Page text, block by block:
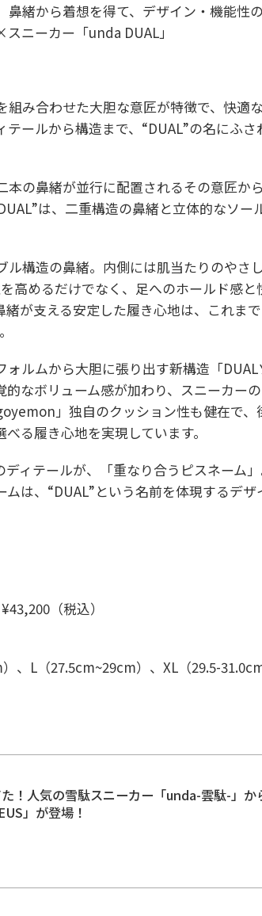
緒から着想を得て、デザイン・機能性
ニーカー「unda DUAL」
み合わせた大胆な意匠が特徴で、快適
ールから構造まで、“DUAL”の名にふさ
の鼻緒が並行に配置されるその意匠か
は、二重構造の鼻緒と立体的なソー
構造の鼻緒。内側には肌当たりのやさ
高めるだけでなく、足へのホールド感と
が支える安定した履き心地は、これま
ルムから大胆に張り出す新構造「DUAL
なボリューム感が加わり、スニーカー
」独自のクッション性も健在で、
る履き心地を実現しています。
ィテールが、「重なり合うピスネーム
は、“DUAL”という名前を体現するデザ
（税込）
、L（27.5cm~29cm）、XL（29.5-31.0cm
！人気の雪駄スニーカー「unda-雲駄-」か
」が登場！